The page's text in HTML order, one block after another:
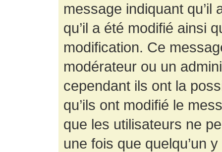
message indiquant
qu’il a été modifié ainsi
modification. Ce
modérateur ou un
cependant ils ont la
qu’ils ont modifié le
que les utilisateurs ne
une fois que quelqu’un